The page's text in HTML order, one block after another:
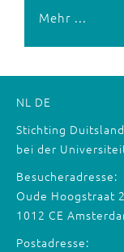
Mehr ...
NL DE
Stichting
bei der
Besucheradresse:
Oude Hoogstraat
1012 CE
Postadresse: